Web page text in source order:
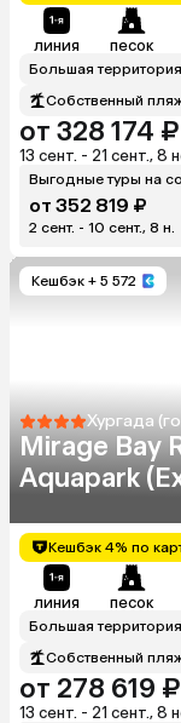
линия песок
Большая территория
Собственный
от 328 174 ₽
13 сент. - 21 сент., 8
Выгодные туры на
от 352 819 ₽
2 сент. - 10 сент., 8 н.
Кешбэк + 5 572
Хургада
Mirage Bay
Aquapark
Кешбэк 4% по
линия песок
Большая территория
Собственный
от 278 619 ₽
13 сент. - 21 сент., 8